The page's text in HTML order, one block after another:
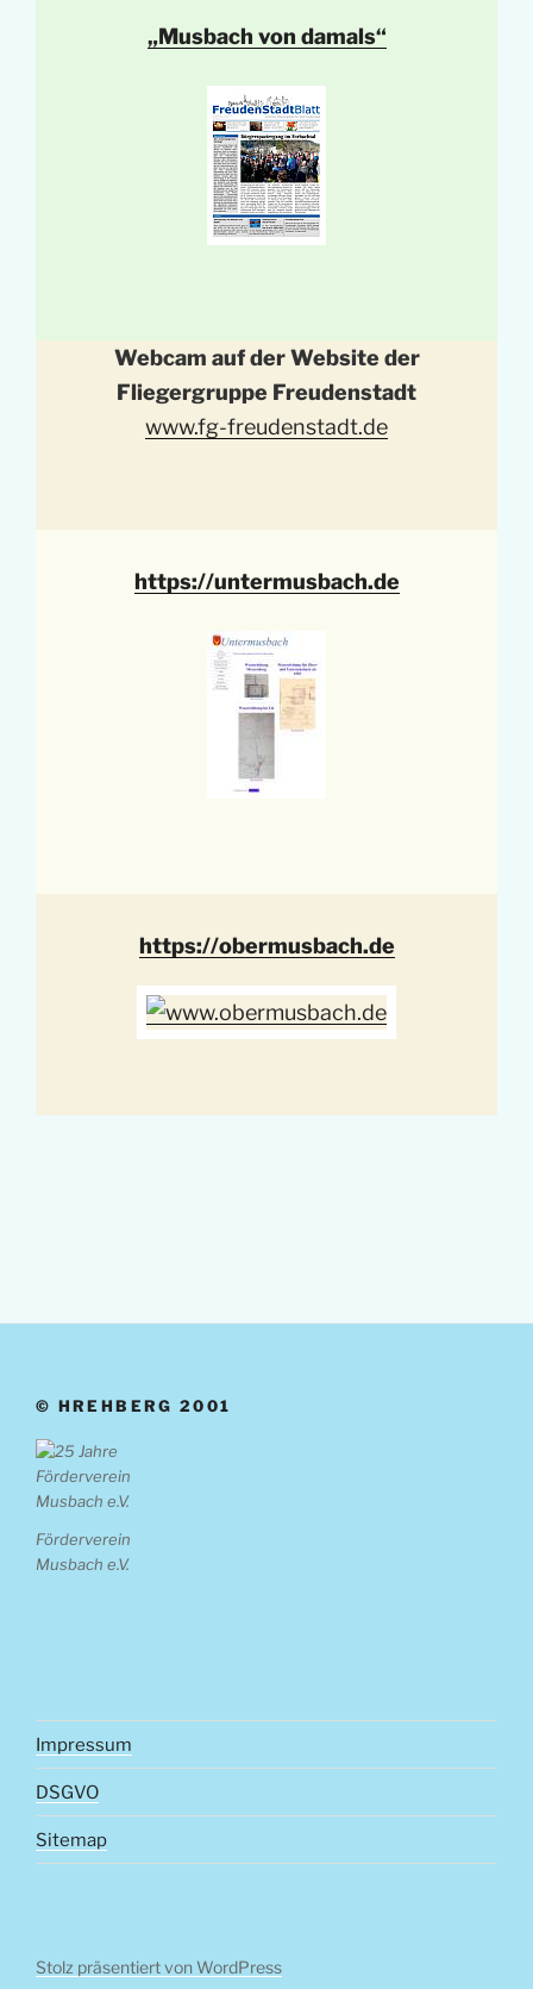
„Musbach von damals“
Webcam auf der Website der
Fliegergruppe Freudenstadt
www.fg-freudenstadt.de
https://untermusbach.de
https://obermusbach.de
© HREHBERG 2001
Förderverein
Musbach e.V.
Impressum
DSGVO
Sitemap
Stolz präsentiert von WordPress